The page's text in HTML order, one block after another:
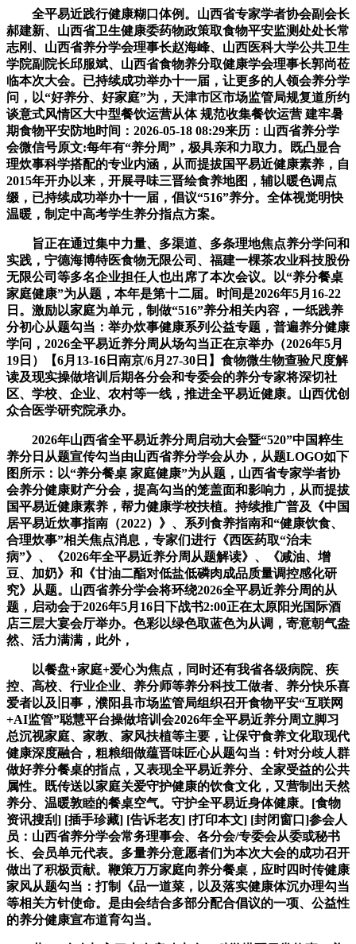
全平易近践行健康糊口体例。山西省专家学者协会副会长
郝建新、山西省卫生健康委药物政策取食物平安监测处处长常
志刚、山西省养分学会理事长赵海峰、山西医科大学公共卫生
学院副院长邱服斌、山西省食物养分取健康学会理事长郭尚莅
临本次大会。已持续成功举办十一届，让更多的人领会养分学
问，以“好养分、好家庭”为，天津市区市场监管局规复道所约
谈意式风情区大中型餐饮运营从体 规范收集餐饮运营 建牢暑
期食物平安防地时间：2026-05-18 08:29来历：山西省养分学
会微信号原文:每年有“养分周”，极具亲和力取力。既凸显合
理炊事科学搭配的专业内涵，从而提拔国平易近健康素养，自
2015年开办以来，开展寻味三晋绘食养地图，辅以暖色调点
缀，已持续成功举办十一届，倡议“516”养分。全体视觉明快
温暖，制定中高考学生养分指点方案。
旨正在通过集中力量、多渠道、多条理地焦点养分学问和
实践，宁德海博特医食物无限公司、福建一棵茶农业科技股份
无限公司等多名企业担任人也出席了本次会议。以“养分餐桌
家庭健康”为从题，本年是第十二届。时间是2026年5月16-22
日。激励以家庭为单元，制做“516”养分相关内容，一纸践养
分初心从题勾当：举办炊事健康系列公益专题，普遍养分健康
学问，2026全平易近养分周从场勾当正在京举办（2026年5月
19日）【6月13-16日南京/6月27-30日】食物微生物查验尺度解
读及现实操做培训后期各分会和专委会的养分专家将深切社
区、学校、企业、农村等一线，推进全平易近健康。山西优创
众合医学研究院承办。
2026年山西省全平易近养分周启动大会暨“520”中国粹生
养分日从题宣传勾当由山西省养分学会从办，从题LOGO如下
图所示：以“养分餐桌 家庭健康”为从题，山西省专家学者协
会养分健康财产分会，提高勾当的笼盖面和影响力，从而提拔
国平易近健康素养，帮力健康学校扶植。持续推广普及《中国
居平易近炊事指南（2022）》、系列食养指南和“健康饮食、
合理炊事”相关焦点消息，专家们进行《西医药取“治未
病”》、《2026年全平易近养分周从题解读》、《减油、增
豆、加奶》和《甘油二酯对低盐低磷肉成品质量调控感化研
究》从题。山西省养分学会将环绕2026全平易近养分周的从
题，启动会于2026年5月16日下战书2:00正在太原阳光国际酒
店三层大宴会厅举办。色彩以绿色取蓝色为从调，寄意朝气盎
然、活力满满，此外，
以餐盘+家庭+爱心为焦点，同时还有我省各级病院、疾
控、高校、行业企业、养分师等养分科技工做者、养分快乐喜
爱者以及旧事，濮阳县市场监管局组织召开食物平安“互联网
+AI监管”聪慧平台操做培训会2026年全平易近养分周立脚习
总沉视家庭、家教、家风扶植等主要，让保守食养文化取现代
健康深度融合，粗粮细做蕴晋味匠心从题勾当：针对分歧人群
做好养分餐桌的指点，又表现全平易近养分、全家受益的公共
属性。既传送以家庭关爱守护健康的饮食文化，又营制出天然
养分、温暖敦睦的餐桌空气。守护全平易近身体健康。[食物
资讯搜刮] [插手珍藏] [告诉老友] [打印本文] [封闭窗口]参会人
员：山西省养分学会常务理事会、各分会/专委会从委或秘书
长、会员单元代表。多量养分意愿者们为本次大会的成功召开
做出了积极贡献。鞭策万万家庭向养分餐桌，应时四时传健康
家风从题勾当：打制《品一道菜，以及落实健康体沉办理勾当
等相关方针使命。是由会结合多部分配合倡议的一项、公益性
的养分健康宣布道育勾当。